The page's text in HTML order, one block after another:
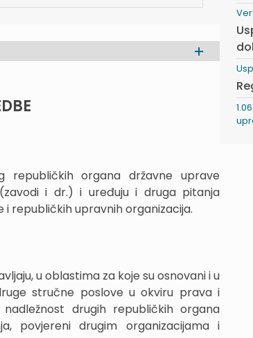
republičkih organa državne uprave
i dr.) i uređuju i druga pitanja
republičkih upravnih organizacija.
u oblastima za koje su osnovani i u
stručne poslove u okviru prava i
drugih republičkih organa
povjereni drugim organizacijama i